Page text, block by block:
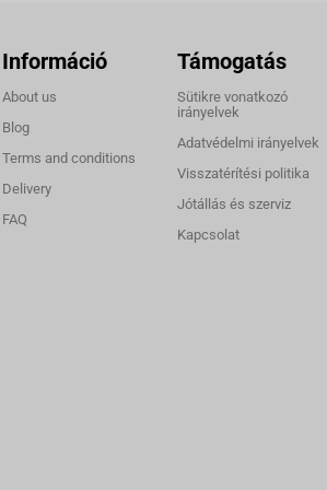
Információ
About us
Blog
Terms and conditions
Delivery
FAQ
Támogatás
Sütikre vonatkozó
irányelvek
Adatvédelmi irányelvek
Visszatérítési politika
Jótállás és szerviz
Kapcsolat